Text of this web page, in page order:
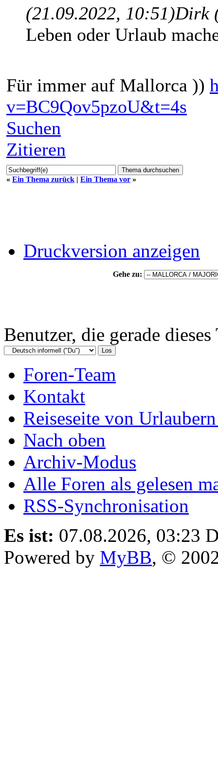
(21.09.2022, 10:51)Dirk
Leben oder Urlaub
Für immer auf Mallorca ))
v=BC9Qov5pzoU&t=4s
Suchen
Zitieren
« Ein Thema zurück | Ein Thema vor »
Druckversion anzeigen
Gehe zu:
Benutzer, die gerade
Foren-Team
Kontakt
Reiseseite von
Nach oben
Archiv-Modus
Alle Foren als gelesen
RSS-Synchronisation
Es ist: 07.08.2026, 03:23
Powered by MyBB, ©